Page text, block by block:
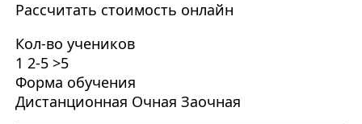
Рассчитать стоимость онлайн
Кол-во учеников
1 2-5 >5
Форма обучения
Дистанционная Очная Заочная